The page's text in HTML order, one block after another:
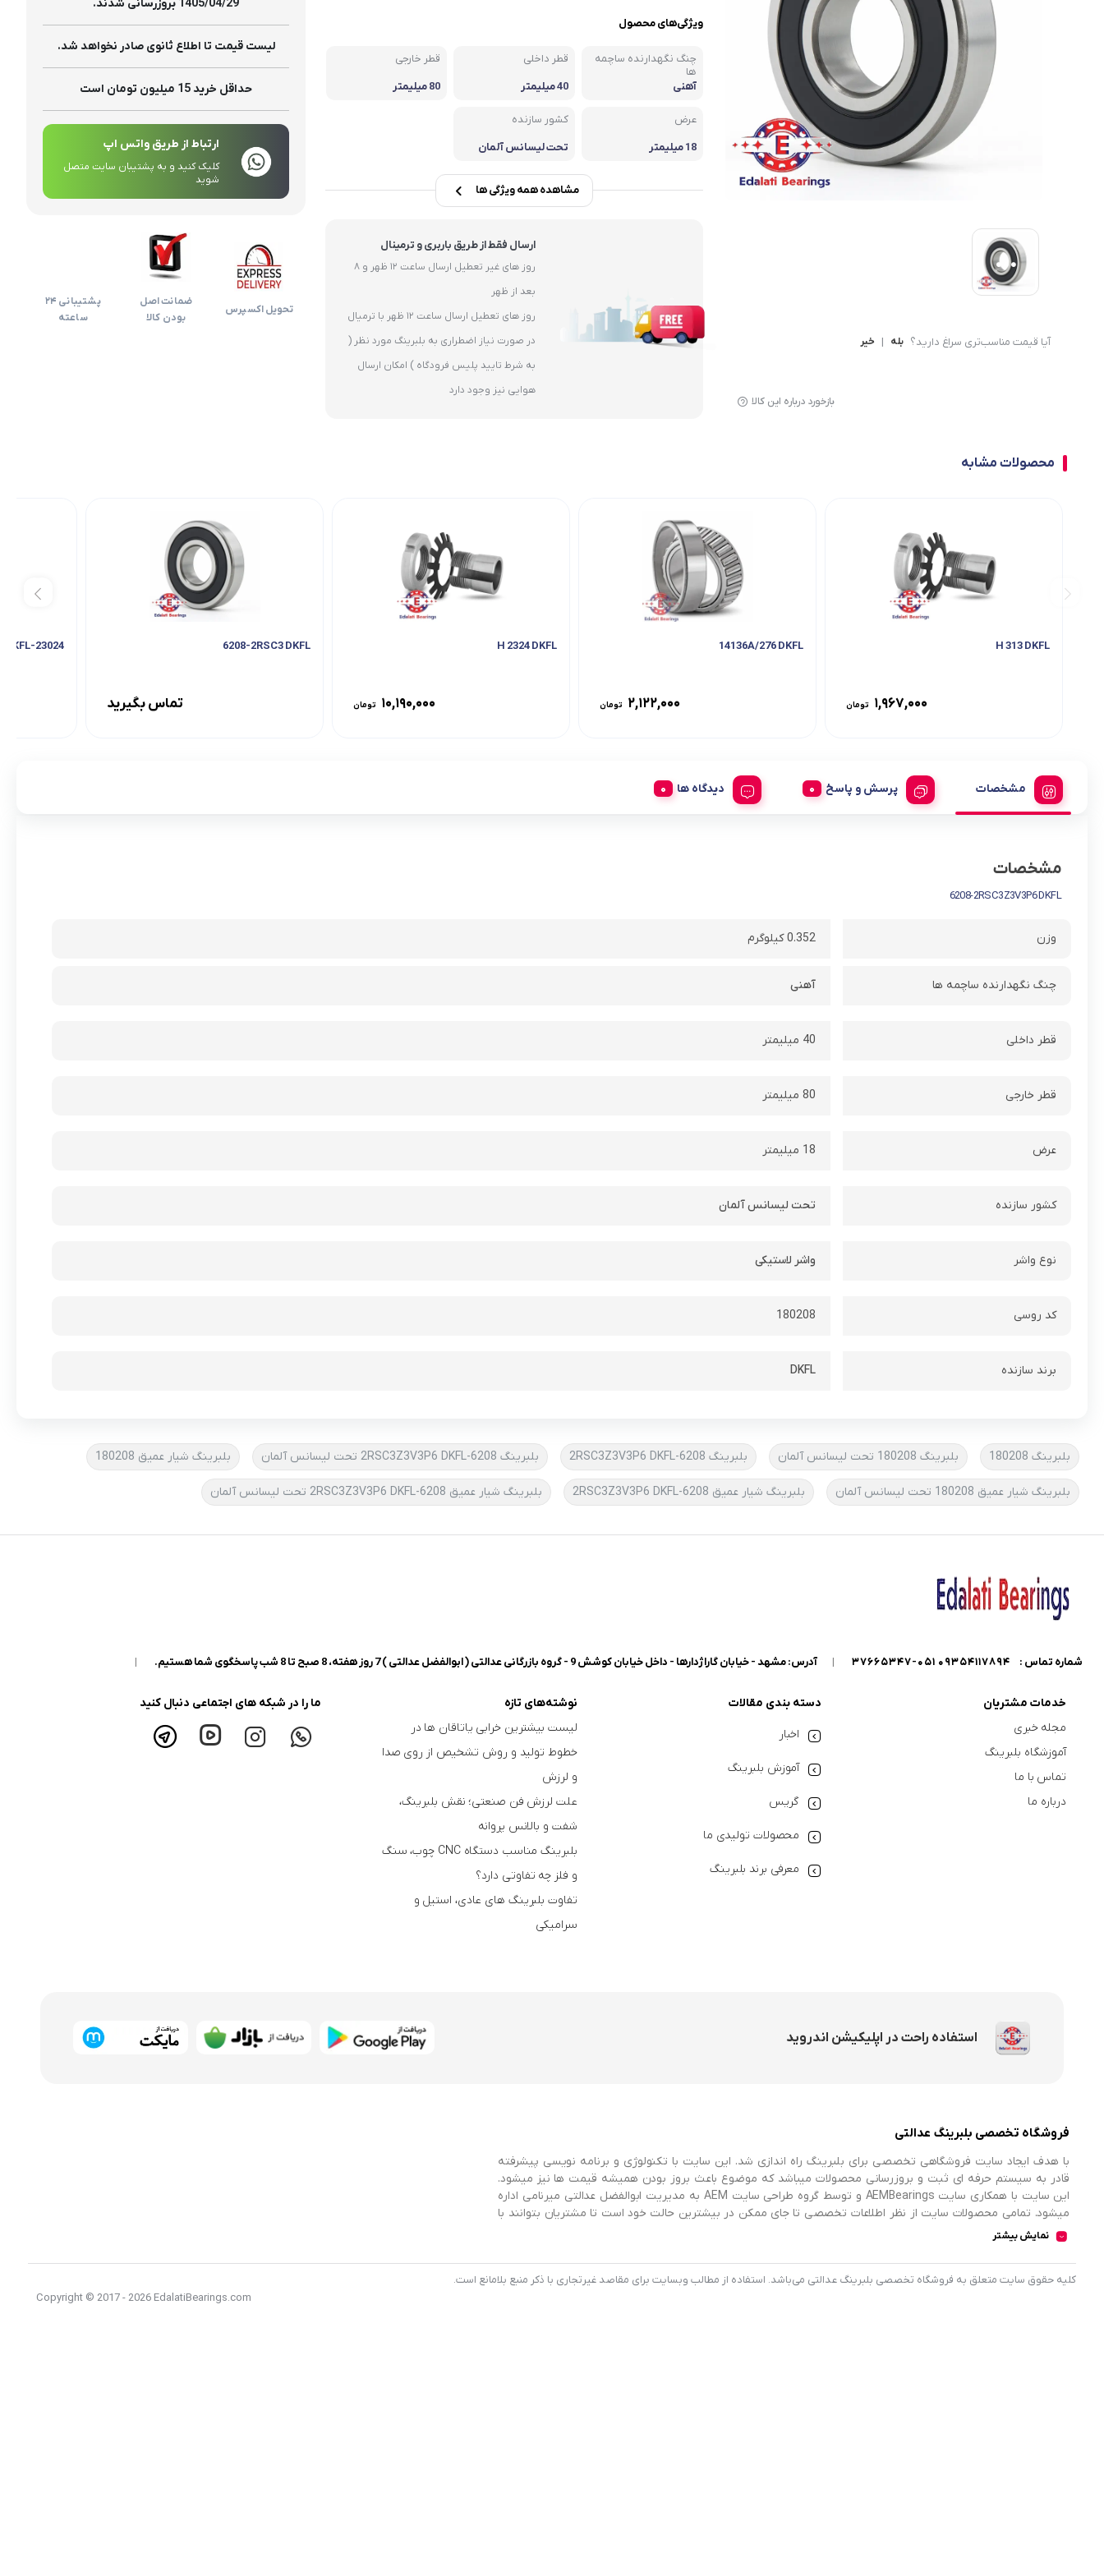
بلبرینگ شعاعی
بلبرینگ شعاعی ( UC )
بلبرینگ شعاعی کروی ( قل قلی )
یاتاقان پایه کوتاه UCPA
آیا قیمت مناسب‌تری سراغ دارید؟ بله | خیر
بازخورد درباره این کالا
ویژگی‌های محصول
چنگ نگهدارنده ساچمه
ها
آهنی
قطر داخلی
40 میلیمتر
قطر خارجی
80 میلیمتر
عرض
18 میلیمتر
کشور سازنده
تحت لیسانس آلمان
مشاهده همه ویژگی ها
ارسال فقط از طریق باربری و ترمینال
روز های غیر تعطیل ارسال ساعت 12 ظهر و 8
بعد از ظهر
روز های تعطیل ارسال ساعت 12 ظهر با ترمیال
در صورت نیاز اضطراری به بلبرینگ مورد نظر (
به شرط تایید پلیس فرودگاه ) امکان ارسال
هوایی نیز وجود دارد
1405/04/29 بروزرسانی شدند.
لیست قیمت تا اطلاع ثانوی صادر نخواهد شد.
حداقل خرید 15 میلیون تومان است
ارتباط از طریق واتس اپ
کلیک کنید و به پشتیبان سایت متصل
شوید
تحویل اکسپرس
ضمانت اصل
بودن کالا
پشتیبانی 24
ساعته
محصولات مشابه
H 313 DKFL
۱,۹۶۷,۰۰۰ تومان
14136A/276 DKFL
۲,۱۲۲,۰۰۰ تومان
H 2324 DKFL
۱۰,۱۹۰,۰۰۰ تومان
6208-2RSC3 DKFL
تماس بگیرید
23024-EMBW33 DKFL
مشخصات پرسش و پاسخ دیدگاه ها
مشخصات
6208-2RSC3Z3V3P6 DKFL
وزن 0.352 کیلوگرم
چنگ نگهدارنده ساچمه ها آهنی
قطر داخلی 40 میلیمتر
قطر خارجی 80 میلیمتر
عرض 18 میلیمتر
کشور سازنده تحت لیسانس آلمان
نوع واشر واشر لاستیکی
کد روسی 180208
برند سازنده DKFL
بلبرینگ 180208 بلبرینگ 180208 تحت لیسانس آلمان بلبرینگ 6208-2RSC3Z3V3P6 DKFL بلبرینگ 6208-2RSC3Z3V3P6 DKFL تحت لیسانس آلمان بلبرینگ شیار عمیق 180208
بلبرینگ شیار عمیق 180208 تحت لیسانس آلمان بلبرینگ شیار عمیق 6208-2RSC3Z3V3P6 DKFL بلبرینگ شیار عمیق 6208-2RSC3Z3V3P6 DKFL تحت لیسانس آلمان
شماره تماس : 09354117894 051-37665347
| آدرس: مشهد - خیابان گاراژدارها - داخل خیابان کوشش 9 - گروه بازرگانی عدالتی ( ابوالفضل عدالتی ) 7 روز هفته، 8 صبح تا 8 شب پاسخگوی شما هستیم. |
خدمات مشتریان
مجله خبری
آموزشگاه بلبرینگ
تماس با ما
درباره ما
دسته بندی مقالات
اخبار
آموزش بلبرینگ
گریس
محصولات تولیدی ما
معرفی برند بلبرینگ
نوشته‌های تازه
لیست بیشترین خرابی‌ یاتاقان ها در
خطوط تولید و روش تشخیص از روی صدا
و لرزش
علت لرزش فن صنعتی؛ نقش بلبرینگ،
شفت و بالانس پروانه
بلبرینگ مناسب دستگاه CNC چوب، سنگ
و فلز چه تفاوتی دارد؟
تفاوت بلبرینگ های عادی، استیل و
سرامیکی
ما را در شبکه های اجتماعی دنبال کنید
استفاده راحت در اپلیکیشن اندروید
فروشگاه تخصصی بلبرینگ عدالتی
با هدف ایجاد سایت فروشگاهی تخصصی برای بلبرینگ راه اندازی شد. این سایت با تکنولوژی و برنامه نویسی پیشرفته
قادر به سیستم حرفه ای ثبت و بروزرسانی محصولات میباشد که موضوع باعث بروز بودن همیشه قیمت ها نیز میشود.
این سایت با همکاری سایت AEMBearings و توسط گروه طراحی سایت AEM به مدیریت ابوالفضل عدالتی میرنامی اداره
میشود. تمامی محصولات سایت از نظر اطلاعات تخصصی تا جای ممکن در بیشترین حالت خود است تا مشتریان بتوانند با
اطلاعات کامل محصولات را از فروشگاه انتخاب و خریداری نمایند.
نمایش بیشتر
کليه حقوق سايت متعلق به فروشگاه تخصصی بلبرینگ عدالتی می‌باشد. استفاده از مطالب وبسایت برای مقاصد غیرتجاری با ذکر منبع بلامانع است.
Copyright © 2017 - 2026 EdalatiBearings.com